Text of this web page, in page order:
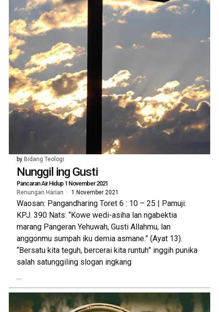
by Bidang Teologi
Nunggil ing Gusti
Pancaran Air Hidup 1 November 2021
Renungan Harian 1 November 2021
Waosan: Pangandharing Toret 6 : 10 – 25 | Pamuji:
KPJ. 390 Nats: “Kowe wedi-asiha lan ngabektia
marang Pangeran Yehuwah, Gusti Allahmu, lan
anggonmu sumpah iku demia asmane.” (Ayat 13).
“Bersatu kita teguh, bercerai kita runtuh” inggih punika
salah satunggiling slogan ingkang
...